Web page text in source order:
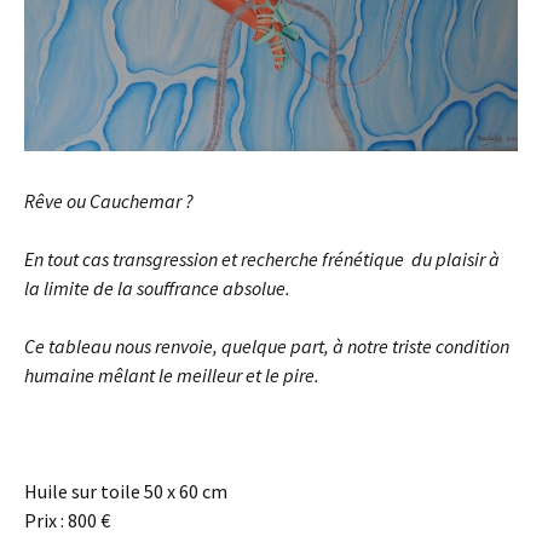
Rêve ou Cauchemar ?
En tout cas transgression et recherche frénétique du plaisir à
la limite de la souffrance absolue.
Ce tableau nous renvoie, quelque part, à notre triste condition
humaine mêlant le meilleur et le pire.
Huile sur toile 50 x 60 cm
Prix : 800 €